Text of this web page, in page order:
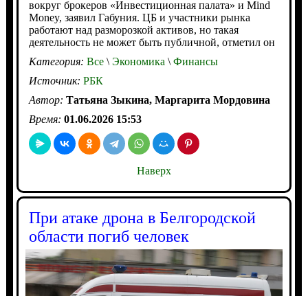
вокруг брокеров «Инвестиционная палата» и Mind
Money, заявил Габуния. ЦБ и участники рынка
работают над разморозкой активов, но такая
деятельность не может быть публичной, отметил он
Категория: Все\Экономика \Финансы
Источник: РБК
Автор: Татьяна Зыкина, Маргарита Мордовина
Время: 01.06.2026 15:53
Наверх
При атаке дрона в Белгородской
области погиб человек